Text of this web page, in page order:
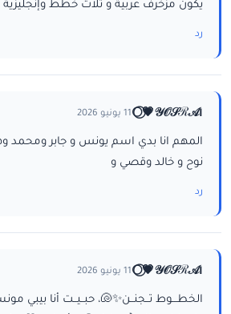
يكون مزخرف عربية و تلات خطط وإنجليزية
رد
ا𝒴𝒪𝒮ℛ𝒜💗⃝🌕 11 يونيو 2026
المهم انا بدي اسم يونس و جابر ومحمد
نوح و خالد وقصي و
رد
ا𝒴𝒪𝒮ℛ𝒜💗⃝🌕 11 يونيو 2026
الخطـــوط تــجنــن✨🐚، حبــيــت أنا بيبي